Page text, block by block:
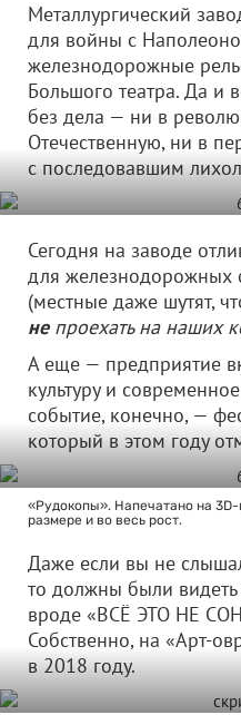
Металлургический
для войны с
железнодорожные
Большого театра. Да и
без дела — ни в
Отечественную, ни в
с последовавшим
Сегодня на заводе
для железнодорожных
(местные даже шутят,
не проехать на наших
А еще — предприятие
культуру и
событие, конечно, —
который в этом году
«Рудокопы». Напечатано на
размере и во весь рост.
Даже если вы не
то должны были
вроде «ВСЁ ЭТО НЕ
Собственно, на «Арт-
в 2018 году.